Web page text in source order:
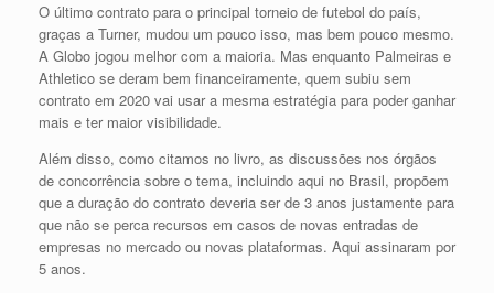
O último contrato para o principal torneio de futebol do país,
graças a Turner, mudou um pouco isso, mas bem pouco mesmo.
A Globo jogou melhor com a maioria. Mas enquanto Palmeiras e
Athletico se deram bem financeiramente, quem subiu sem
contrato em 2020 vai usar a mesma estratégia para poder ganhar
mais e ter maior visibilidade.
Além disso, como citamos no livro, as discussões nos órgãos
de concorrência sobre o tema, incluindo aqui no Brasil, propõem
que a duração do contrato deveria ser de 3 anos justamente para
que não se perca recursos em casos de novas entradas de
empresas no mercado ou novas plataformas. Aqui assinaram por
5 anos.